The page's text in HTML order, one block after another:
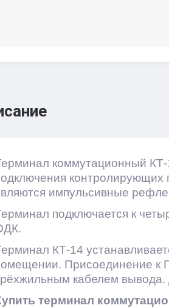
коммутационный КТ-
контролирующих
импульсивные
подключается к
КТ-14
Присоединение к
кабелем вывода.
терминал